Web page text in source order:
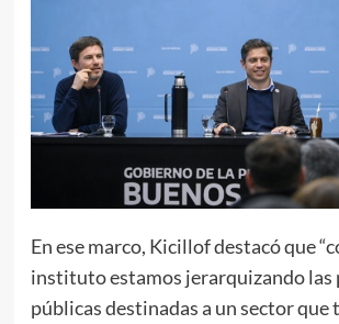
En ese marco, Kicillof destacó que
instituto estamos jerarquizando las
públicas destinadas a un sector que